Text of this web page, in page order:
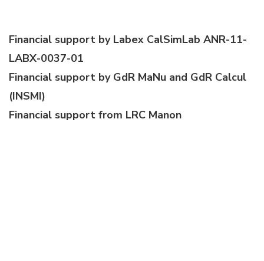
Financial support by Labex CalSimLab ANR-11-
LABX-0037-01
Financial support by GdR MaNu and GdR Calcul
(INSMI)
Financial support from LRC Manon